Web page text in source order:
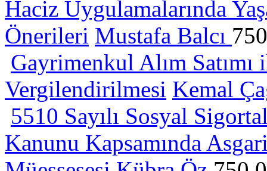
Haciz Uygulamalarında
Önerileri Mustafa Balcı
Gayrimenkul Alım
Vergilendirilmesi Kemal
5510 Sayılı Sosyal
Kanunu Kapsamında